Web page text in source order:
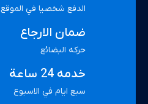
الدفع شخصيا في الموقع
ضمان الارجاع
حركه البضائع
خدمه 24 ساعة
سبع ايام في الاسبوع